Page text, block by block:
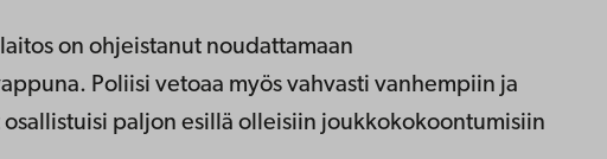
on ohjeistanut noudattamaan
Poliisi vetoaa myös vahvasti vanhempiin ja
paljon esillä olleisiin joukkokokoontumisiin